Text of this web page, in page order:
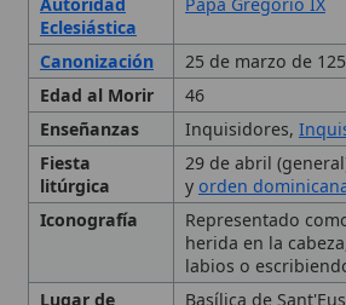
Labor como inquisidor
Martirio
Canonización y culto
litúrgico
Iconografía y
representaciones